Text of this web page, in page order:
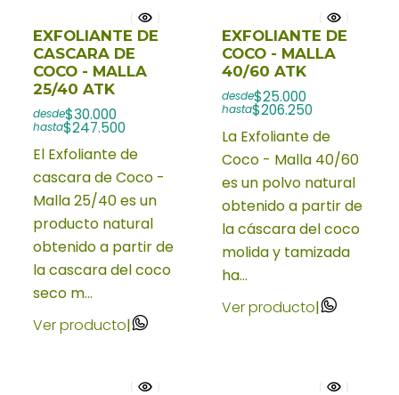
EXFOLIANTE DE
CASCARA DE
COCO - MALLA
25/40 ATK
desde$30.000
hasta$247.500
El Exfoliante de
cascara de Coco -
Malla 25/40 es un
producto natural
obtenido a partir de
la cascara del coco
seco m...
Ver producto|
EXFOLIANTE DE
COCO - MALLA
40/60 ATK
desde$25.000
hasta$206.250
La Exfoliante de
Coco - Malla 40/60
es un polvo natural
obtenido a partir de
la cáscara del coco
molida y tamizada
ha...
Ver producto|